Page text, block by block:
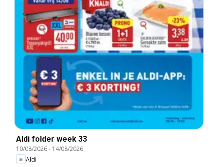
Aldi folder week 33
10/08/2026- 14/08/2026
Aldi